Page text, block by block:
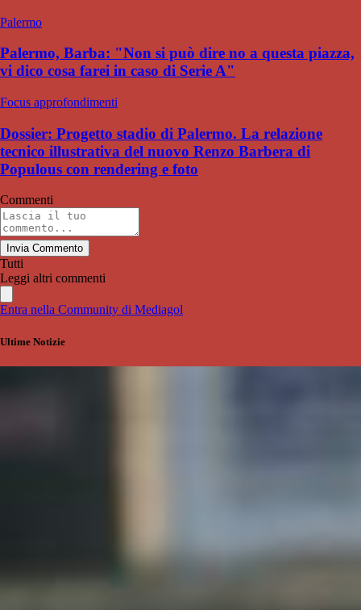
Palermo
Palermo, Barba: "Non si può dire no a questa piazza,
vi dico cosa farei in caso di Serie A"
Focus approfondimenti
Dossier: Progetto stadio di Palermo. La relazione
tecnico illustrativa del nuovo Renzo Barbera di
Populous con rendering e foto
Commenti
Invia Commento
Tutti
Leggi altri commenti
Entra nella Community di Mediagol
Ultime Notizie